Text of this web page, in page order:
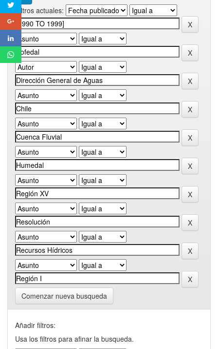
Filtros actuales:
Comenzar nueva busqueda
Añadir filtros:
Usa los filtros para afinar la busqueda.